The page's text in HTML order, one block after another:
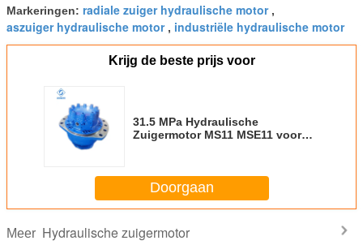
Markeringen: radiale zuiger hydraulische motor,
aszuiger hydraulische motor, industriële hydraulische motor
Krijg de beste prijs voor
31.5 MPa Hydraulische
Zuigermotor MS11 MSE11 voor
Doorgaan
Meer Hydraulische zuigermotor